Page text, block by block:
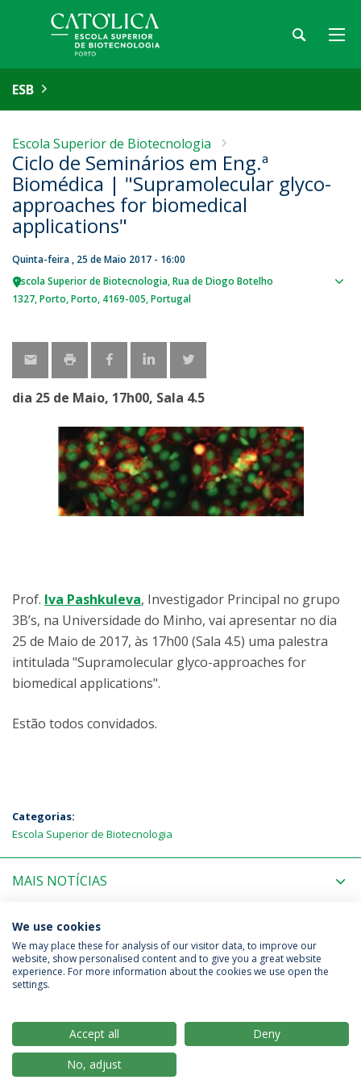
ESB
Escola Superior de Biotecnologia
Ciclo de Seminários em Eng.ª
Biomédica | "Supramolecular glyco-
approaches for biomedical
applications"
Quinta-feira , 25 de Maio 2017 - 16:00
Escola Superior de Biotecnologia Rua de Diogo Botelho
1327 Porto Porto 4169-005 Portugal
dia 25 de Maio, 17h00, Sala 4.5
Prof. Iva Pashkuleva, Investigador Principal no grupo
3B’s, na Universidade do Minho, vai apresentar no dia
25 de Maio de 2017, às 17h00 (Sala 4.5) uma palestra
intitulada "Supramolecular glyco-approaches for
biomedical applications".
Estão todos convidados.
Categorias:
Escola Superior de Biotecnologia
MAIS NOTÍCIAS
PRÓXIMOS EVENTOS
Política de Privacidade
Termos & Condições
© 2026 Universidade Católica Portuguesa
We use cookies
We may place these for analysis of our visitor data, to improve our
website, show personalised content and to give you a great website
experience. For more information about the cookies we use open the
settings.
Accept all
Deny
No, adjust